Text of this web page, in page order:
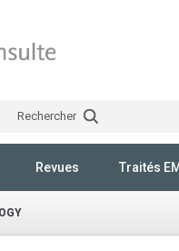
Rechercher
Revues Traités